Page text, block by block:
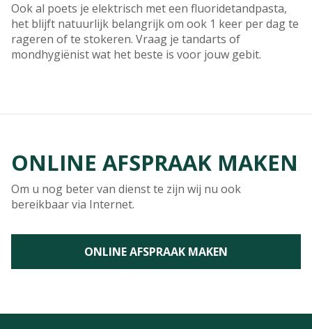
Ook al poets je elektrisch met een fluoridetandpasta,
het blijft natuurlijk belangrijk om ook 1 keer per dag te
rageren of te stokeren. Vraag je tandarts of
mondhygiënist wat het beste is voor jouw gebit.
ONLINE AFSPRAAK MAKEN
Om u nog beter van dienst te zijn wij nu ook
bereikbaar via Internet.
ONLINE AFSPRAAK MAKEN